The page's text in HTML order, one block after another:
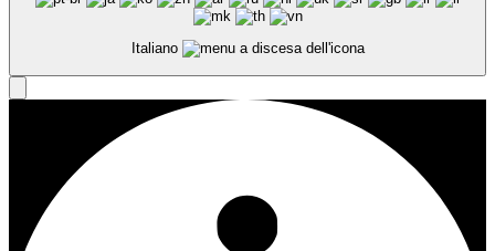
Italiano